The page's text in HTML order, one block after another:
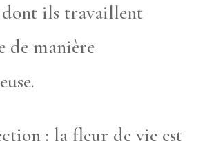
ils travaillent
de manière
: la fleur de vie est